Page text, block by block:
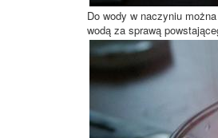
Do wody w naczyniu
wodą za sprawą